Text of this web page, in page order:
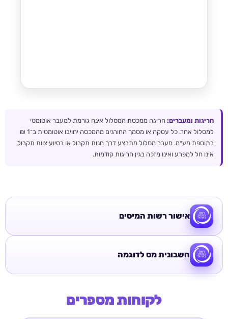
חריגות ומעברים: חריגה ממכסת המסלול אינה גורמת למעבר אוטומטי
למסלול אחר. כל עסקה או מסמך החורגים מהמכסה יחויבו אוטומטית ב־1 ₪
בתוספת מע״מ. מעבר מסלול מתבצע דרך חנות תקבול או בסיוע צוות תקבול,
אינו חל למפרע ואינו מזכה בגין חריגות קודמות.
אישור רשות המיסים
חשבונית מס לדוגמה
לקוחות מספרים